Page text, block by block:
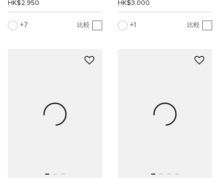
HK$2,950
7 比較
HK$3,000
1 比較